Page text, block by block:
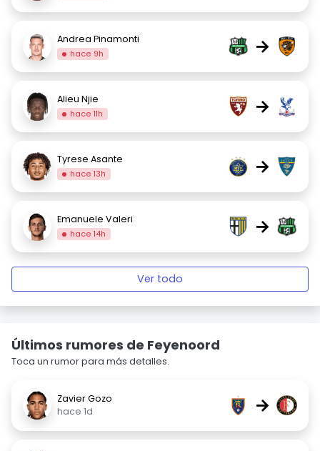
Andrea Pinamonti
hace 9h →
Alieu Njie
hace 11h →
Tyrese Asante
hace 13h →
Emanuele Valeri
hace 14h →
Ver todo
Últimos rumores de Feyenoord
Toca un rumor para más detalles.
Zavier Gozo
hace 1d
→